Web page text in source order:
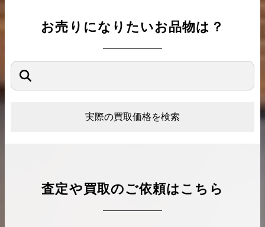
お売りになりたいお品物は？
実際の買取価格を検索
査定や買取のご依頼はこちら